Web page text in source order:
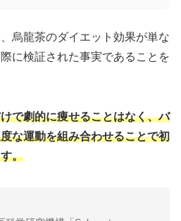
烏龍茶のダイエット効果が単な
に検証された事実であることを
で劇的に痩せることはなく、バ
な運動を組み合わせることで初
。